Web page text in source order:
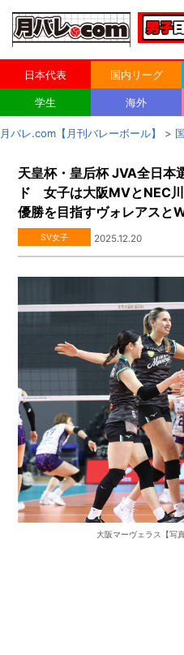
日本代表 国内リーグ
学生 海外
月バレ.com【月刊バレーボール】 >
天皇杯・皇后杯 JVA全日本
ド 女子は大阪MVとNEC
優勝を目指すヴォレアスと
SV女子 2025.12.20
大阪マーヴェラス【写